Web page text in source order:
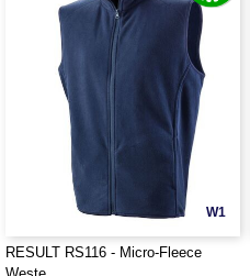
W1
RESULT RS116 - Micro-Fleece